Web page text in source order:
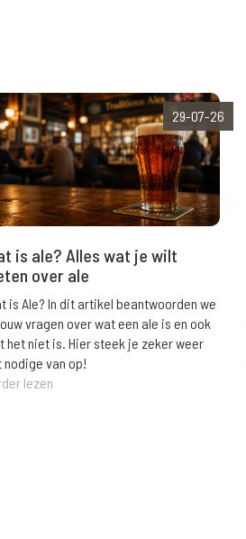
29-07-26
is ale? Alles wat je wilt
over ale
is Ale? In dit artikel beantwoorden we
vragen over wat een ale is en ook
het niet is. Hier steek je zeker weer
nodige van op!
lezen